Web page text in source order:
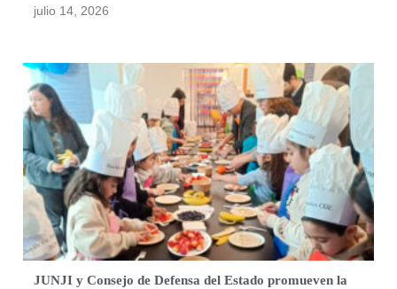
julio 14, 2026
JUNJI y Consejo de Defensa del Estado promueven la